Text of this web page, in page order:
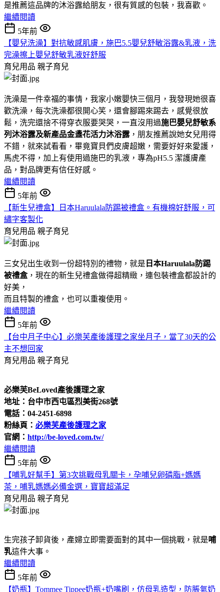
是推薦這品牌的沐浴露給朋友，很有質感的包裝，我喜歡。
繼續閱讀
5年前
【嬰兒洗澡】對抗敏感肌膚，施巴5.5嬰兒舒敏浴露&乳液，洗
完澡擦上嬰兒舒敏乳液好舒服
育兒用品 親子育兒
洗澡是一件幸福的事情，我家小嫩嬰快三個月，我發現她很喜
歡洗澡，每次洗澡都很開心笑，還會腳踢來踢去，感覺很放
鬆，洗完還捨不得穿衣服要哭哭，一直沒用過施巴嬰兒舒敏系
列沐浴露及新產品金盞花活力沐浴露，朋友推薦說她女兒用得
不錯，就來試看看，畢竟寶貝們皮膚超嫩，需要好好來愛護，
馬虎不得，加上有使用過施巴的乳液，專為pH5.5 潔護膚產
品，對品牌更有信任好感。
繼續閱讀
5年前
【新生兒禮盒】日本Haruulala防踢被禮盒。有機棉好舒服，可
繡字客製化
育兒用品 親子育兒
三女兒出生收到一份超特別的禮物，就是 日本Haruulala防踢
被禮盒，現在的新生兒禮盒做得超精緻，連包裝禮盒都設計的
好美，
而且特製的禮盒，也可以重複使用。
繼續閱讀
5年前
【台中月子中心】必樂芙產後護理之家坐月子，當了30天的公
主不想回家
育兒用品 親子育兒
必樂芙BeLoved產後護理之家
地址：台中市西屯區烈美街268號
電話：04-2451-6898
粉絲頁： 必樂芙產後護理之家
官網： http://be-loved.com.tw/
繼續閱讀
5年前
【哺乳好幫手】第3次挑戰母乳關卡，孕哺兒卵磷脂+媽媽
茶，哺乳媽媽必備金選，寶寶超滿足
育兒用品 親子育兒
生完孩子卸貨後，產婦立即需要面對的其中一個挑戰，就是哺
乳這件大事。
繼續閱讀
5年前
【奶瓶】Tommee Tippee奶瓶+奶嘴刷，仿母乳造型，防脹氣奶